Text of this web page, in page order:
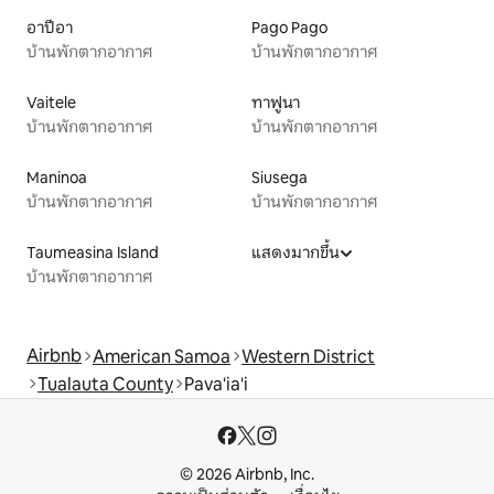
อาปีอา
บ้านพักตากอากาศ
Pago Pago
บ้านพักตากอากาศ
Vaitele
บ้านพักตากอากาศ
ทาฟูนา
บ้านพักตากอากาศ
Maninoa
บ้านพักตากอากาศ
Siusega
บ้านพักตากอากาศ
Taumeasina Island
บ้านพักตากอากาศ
แสดงมากขึ้น
Airbnb American Samoa Western District
Tualauta County Pava'ia'i
© 2026 Airbnb, Inc.